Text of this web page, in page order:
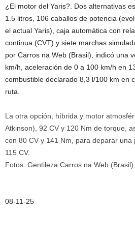
¿El motor del Yaris?. Dos alternativas
1.5 litros, 106 caballos de potencia
el actual Yaris), caja automática con
continua (CVT) y siete marchas
por Carros na Web (Brasil), indicó una
km/h, aceleración de 0 a 100 km/h en
combustible declarado 8,3 l/100 km en
ruta.
La otra opción, híbrida y motor
Atkinson), 92 CV y 120 Nm de torque,
con 80 CV y 141 Nm, para deparar una
115 CV.
Fotos: Gentileza Carros na Web (Brasil)
08-11-25